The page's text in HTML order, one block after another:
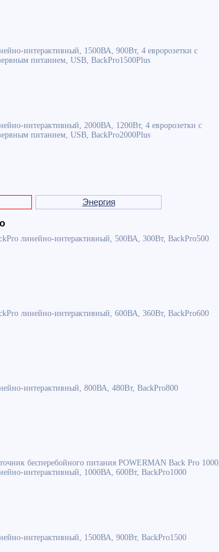
интерактивный, 1500ВА, 900Вт, 4 евророзетки с
питанием, USB, BackPro1500Plus
интерактивный, 2000ВА, 1200Вт, 4 евророзетки с
питанием, USB, BackPro2000Plus
Энергия
линейно-интерактивный, 500ВА, 300Вт, BackPro500
линейно-интерактивный, 600ВА, 360Вт, BackPro600
интерактивный, 800ВА, 480Вт, BackPro800
бесперебойного питания POWERMAN Back Pro 1000,
интерактивный, 1000ВА, 600Вт, BackPro1000
интерактивный, 1500ВА, 900Вт, BackPro1500